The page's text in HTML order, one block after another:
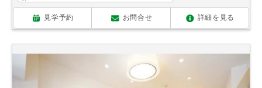
見学予約 お問合せ 詳細を見る